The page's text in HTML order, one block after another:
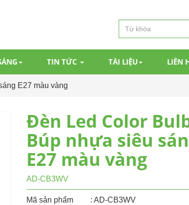
TIN TỨC TÀI LIỆU LIÊN
E27 màu vàng
Đèn Led Color
Búp nhựa siêu
E27 màu vàng
AD-CB3WV
Mã sản phẩm
: AD-CB3WV